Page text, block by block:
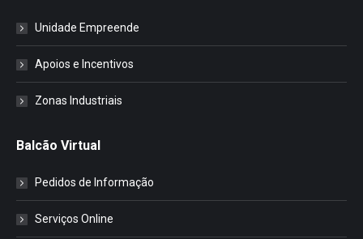
Unidade Empreende
Apoios e Incentivos
Zonas Industriais
Balcão Virtual
Pedidos de Informação
Serviços Online